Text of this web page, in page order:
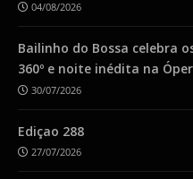
04/08/2026
Bailinho do Bossa celebra
360º e noite inédita na
30/07/2026
Ediçao 288
27/07/2026